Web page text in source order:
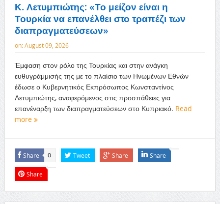
Κ. Λετυμπιώτης: «Το μείζον είναι η
Τουρκία να επανέλθει στο τραπέζι των
διαπραγματεύσεων»
on:August 09, 2026
Έμφαση στον ρόλο της Τουρκίας και στην ανάγκη
ευθυγράμμισής της με το πλαίσιο των Ηνωμένων Εθνών
έδωσε ο Κυβερνητικός Εκπρόσωπος Κωνσταντίνος
Λετυμπιώτης, αναφερόμενος στις προσπάθειες για
επανέναρξη των διαπραγματεύσεων στο Κυπριακό. Read
more
Share 0 Tweet Share Share
Share